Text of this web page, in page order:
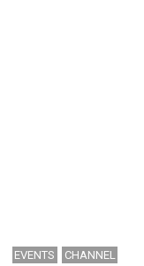
EVENTS CHANNEL